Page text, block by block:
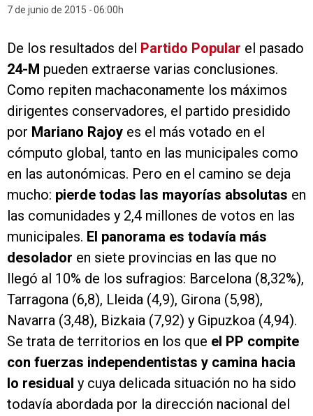
7 de junio de 2015 06:00h
De los resultados del Partido Popular el pasado
24-M pueden extraerse varias conclusiones.
Como repiten machaconamente los máximos
dirigentes conservadores, el partido presidido
por Mariano Rajoy es el más votado en el
cómputo global, tanto en las municipales como
en las autonómicas. Pero en el camino se deja
mucho: pierde todas las mayorías absolutas en
las comunidades y 2,4 millones de votos en las
municipales. El panorama es todavía más
desolador en siete provincias en las que no
llegó al 10% de los sufragios: Barcelona (8,32%),
Tarragona (6,8), Lleida (4,9), Girona (5,98),
Navarra (3,48), Bizkaia (7,92) y Gipuzkoa (4,94).
Se trata de territorios en los que el PP compite
con fuerzas independentistas y camina hacia
lo residual y cuya delicada situación no ha sido
todavía abordada por la dirección nacional del